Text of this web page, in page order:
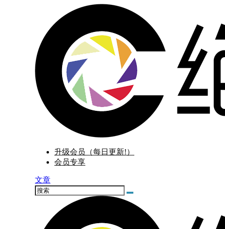
升级会员（每日更新!）
会员专享
文章